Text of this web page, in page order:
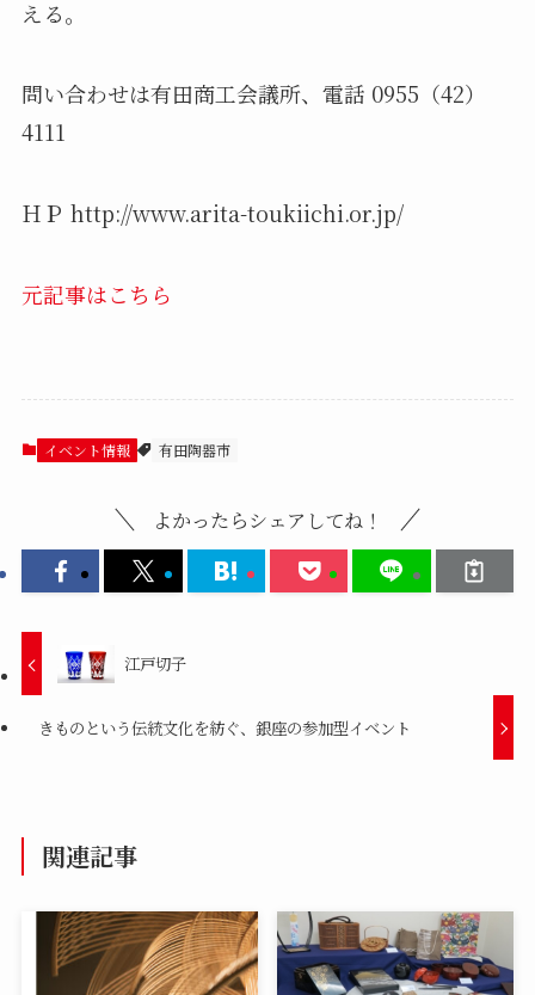
える。
問い合わせは有田商工会議所、電話 0955（42）
4111
ＨＰ http://www.arita-toukiichi.or.jp/
元記事はこちら
イベント情報 有田陶器市
よかったらシェアしてね！
江戸切子
きものという伝統文化を紡ぐ、銀座の参加型イベント
関連記事